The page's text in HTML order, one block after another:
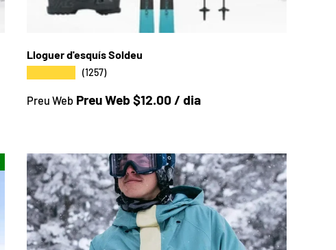
Lloguer d'esquís Soldeu
(1257)
Preu a la botiga
Preu Web Preu Web $12.00 / dia